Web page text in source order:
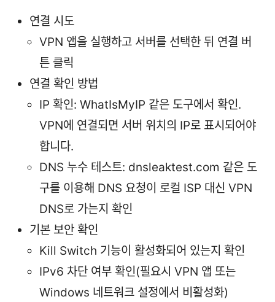
연결 시도
VPN 앱을 실행하고 서버를 선택한 뒤 연결 버
튼 클릭
연결 확인 방법
IP 확인: WhatIsMyIP 같은 도구에서 확인.
VPN에 연결되면 서버 위치의 IP로 표시되어야
합니다.
DNS 누수 테스트: dnsleaktest.com 같은 도
구를 이용해 DNS 요청이 로컬 ISP 대신 VPN
DNS로 가는지 확인
기본 보안 확인
Kill Switch 기능이 활성화되어 있는지 확인
IPv6 차단 여부 확인(필요시 VPN 앱 또는
Windows 네트워크 설정에서 비활성화)